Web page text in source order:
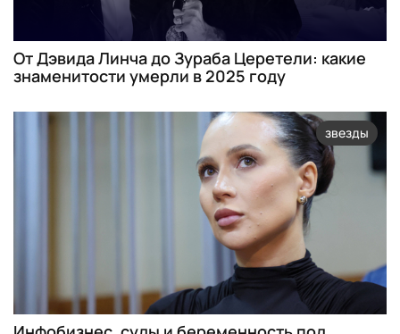
От Дэвида Линча до Зураба Церетели: какие
знаменитости умерли в 2025 году
звезды